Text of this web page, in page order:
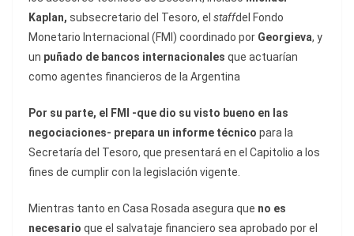
Kaplan, subsecretario del Tesoro, el staffdel Fondo
Monetario Internacional (FMI) coordinado por Georgieva, y
un puñado de bancos internacionales que actuarían
como agentes financieros de la Argentina
Por su parte, el FMI -que dio su visto bueno en las
negociaciones- prepara un informe técnico para la
Secretaría del Tesoro, que presentará en el Capitolio a los
fines de cumplir con la legislación vigente.
Mientras tanto en Casa Rosada asegura que no es
necesario que el salvataje financiero sea aprobado por el